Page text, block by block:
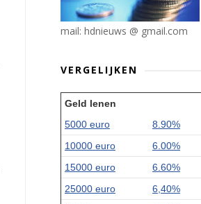
mail: hdnieuws @ gmail.com
VERGELIJKEN
Geld lenen
5000 euro
8.90%
10000 euro
6.00%
15000 euro
6.60%
25000 euro
6,40%